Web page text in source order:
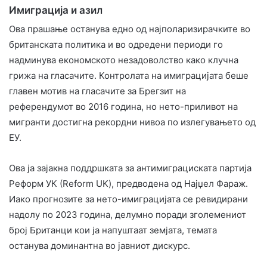
Имиграција и азил
Ова прашање останува едно од најполаризирачките во
британската политика и во одредени периоди го
надминува економското незадоволство како клучна
грижа на гласачите. Контролата на имиграцијата беше
главен мотив на гласачите за Брегзит на
референдумот во 2016 година, но нето-приливот на
мигранти достигна рекордни нивоа по излегувањето од
ЕУ.
Ова ја зајакна поддршката за антимиграциската партија
Реформ УК (Reform UK), предводена од Најџел Фараж.
Иако прогнозите за нето-имиграцијата се ревидирани
надолу по 2023 година, делумно поради зголемениот
број Британци кои ја напуштаат земјата, темата
останува доминантна во јавниот дискурс.